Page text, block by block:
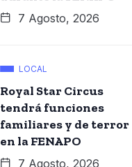
7 Agosto, 2026
LOCAL
Royal Star Circus
tendrá funciones
familiares y de terror
en la FENAPO
7 Agosto, 2026